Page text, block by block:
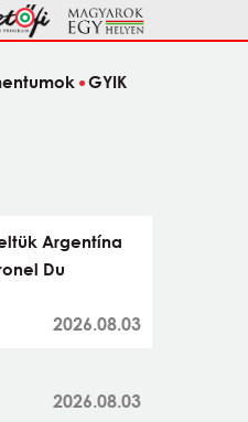
GYIK
Argentína
Du
2026.08.03
2026.08.03